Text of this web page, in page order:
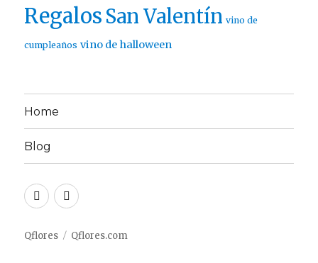
Regalos San Valentín vino de
cumpleaños vino de halloween
Home
Blog
TwitterFacebook
Qflores Qflores.com